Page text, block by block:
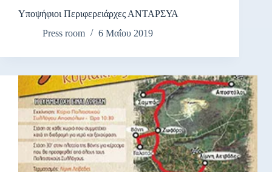
Υποψήφιοι Περιφερειάρχες ΑΝΤΑΡΣΥΑ
Press room
6 Μαΐου 2019